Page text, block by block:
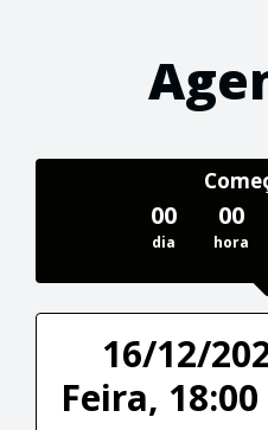
00
dia
00
hora
16/12/
Feira, 18:00